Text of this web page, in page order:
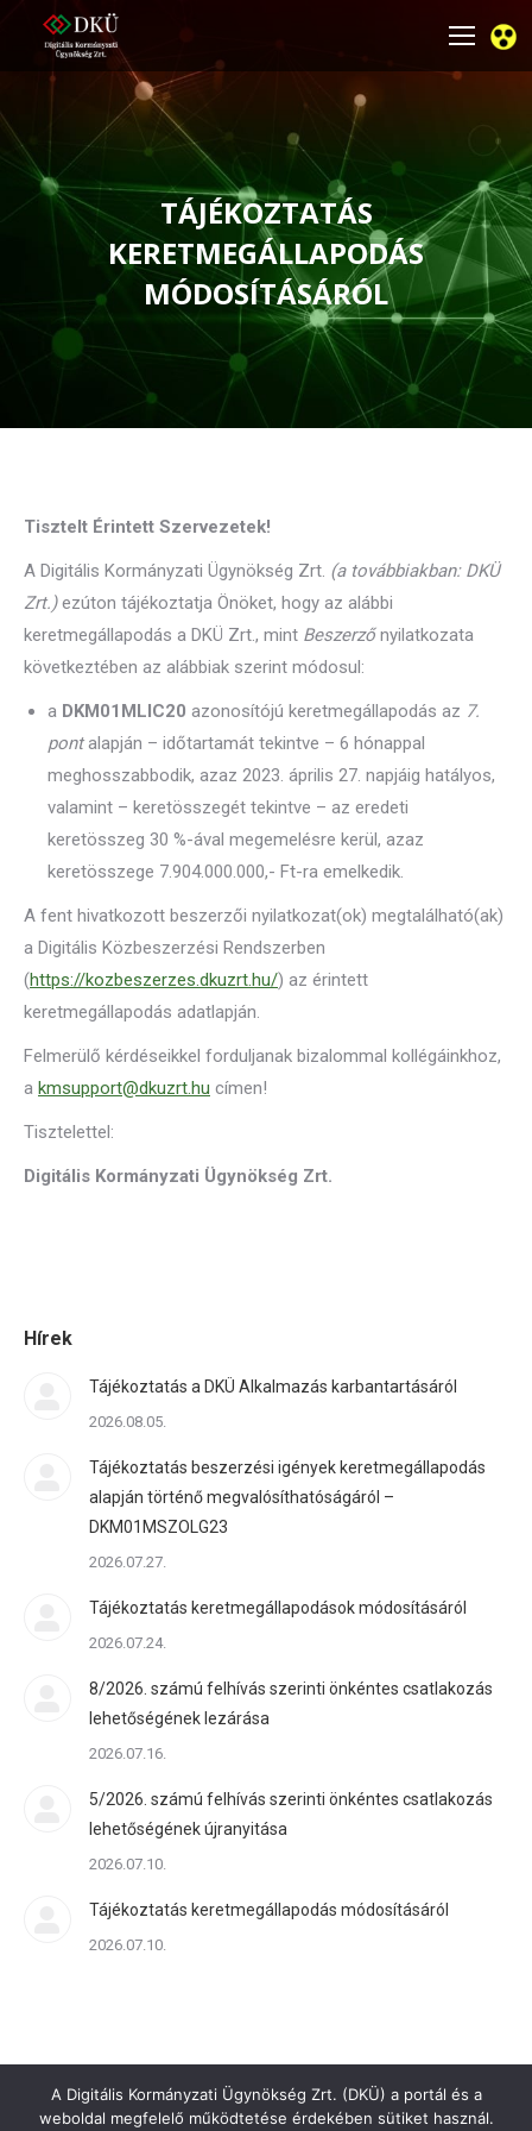
TÁJÉKOZTATÁS
KERETMEGÁLLAPODÁS
MÓDOSÍTÁSÁRÓL
You are here:
Tisztelt Érintett Szervezetek!
A Digitális Kormányzati Ügynökség Zrt. (a továbbiakban: DKÜ
Zrt.)ezúton tájékoztatja Önöket, hogy az alábbi
keretmegállapodás a DKÜ Zrt., mint Beszerzőnyilatkozata
következtében az alábbiak szerint módosul:
a DKM01MLIC20 azonosítójú keretmegállapodás az 7.
pontalapján – időtartamát tekintve – 6 hónappal
meghosszabbodik, azaz 2023. április 27. napjáig hatályos,
valamint – keretösszegét tekintve – az eredeti
keretösszeg 30 %-ával megemelésre kerül, azaz
keretösszege 7.904.000.000,- Ft-ra emelkedik.
A fent hivatkozott beszerzői nyilatkozat(ok) megtalálható(ak)
a Digitális Közbeszerzési Rendszerben
(https://kozbeszerzes.dkuzrt.hu/) az érintett
keretmegállapodás adatlapján.
Felmerülő kérdéseikkel forduljanak bizalommal kollégáinkhoz,
a kmsupport@dkuzrt.hu címen!
Tisztelettel:
Digitális Kormányzati Ügynökség Zrt.
Hírek
Tájékoztatás a DKÜ Alkalmazás karbantartásáról
2026.08.05.
Tájékoztatás beszerzési igények keretmegállapodás
alapján történő megvalósíthatóságáról –
DKM01MSZOLG23
2026.07.27.
Tájékoztatás keretmegállapodások módosításáról
2026.07.24.
8/2026. számú felhívás szerinti önkéntes csatlakozás
lehetőségének lezárása
2026.07.16.
5/2026. számú felhívás szerinti önkéntes csatlakozás
lehetőségének újranyitása
2026.07.10.
Tájékoztatás keretmegállapodás módosításáról
2026.07.10.
A Digitális Kormányzati Ügynökség Zrt. (DKÜ) a portál és a
weboldal megfelelő működtetése érdekében sütiket használ.